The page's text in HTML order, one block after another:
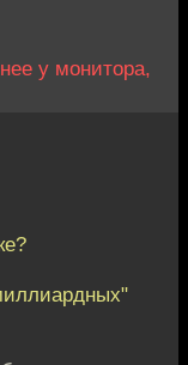
у монитора,